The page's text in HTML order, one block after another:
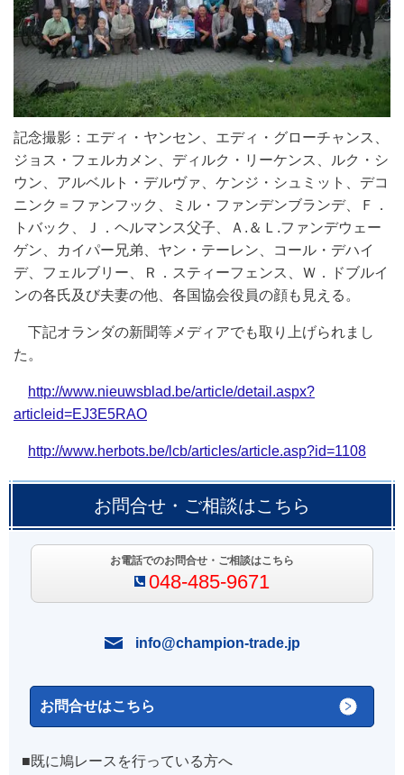
記念撮影：エディ・ヤンセン、エディ・グローチャンス、
ジョス・フェルカメン、ディルク・リーケンス、ルク・シ
ウン、アルベルト・デルヴァ、ケンジ・シュミット、デコ
ニンク＝ファンフック、ミル・ファンデンブランデ、Ｆ．
トバック、Ｊ．ヘルマンス父子、Ａ.＆Ｌ.ファンデウェー
ゲン、カイパー兄弟、ヤン・テーレン、コール・デハイ
デ、フェルブリー、Ｒ．スティーフェンス、Ｗ．ドブルイ
ンの各氏及び夫妻の他、各国協会役員の顔も見える。
下記オランダの新聞等メディアでも取り上げられまし
た。
http://www.nieuwsblad.be/article/detail.aspx?
articleid=EJ3E5RAO
http://www.herbots.be/lcb/articles/article.asp?id=1108
お問合せ・ご相談はこちら
お電話でのお問合せ・ご相談はこちら
048-485-9671
info@champion-trade.jp
お問合せはこちら
■既に鳩レースを行っている方へ